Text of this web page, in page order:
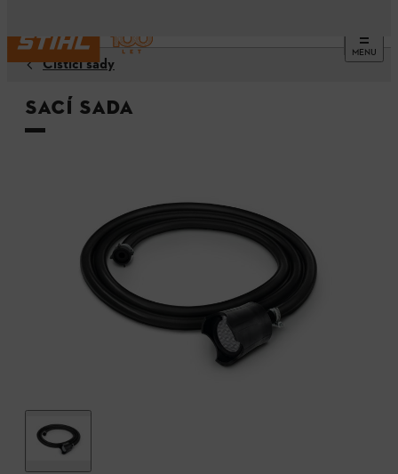
MENU
Čisticí sady
Sací sada